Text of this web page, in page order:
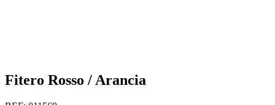
Fitero Rosso / Arancia